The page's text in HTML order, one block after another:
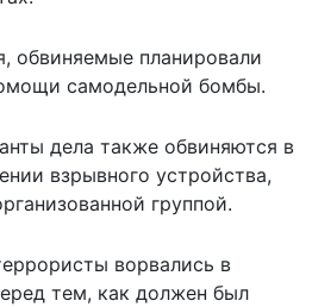
обвиняемые планировали
самодельной бомбы.
дела также обвиняются в
взрывного устройства,
группой.
ворвались в
тем, как должен был